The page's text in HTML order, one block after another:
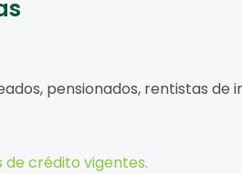
pensionados, rentistas de
decrédito vigentes.